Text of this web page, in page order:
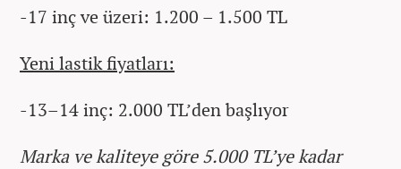
-17 inç ve üzeri: 1.200 – 1.500 TL
Yeni lastik fiyatları:
-13–14 inç: 2.000 TL’den başlıyor
Marka ve kaliteye göre 5.000 TL’ye kadar